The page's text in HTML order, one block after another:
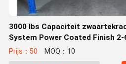
3000 lbs Capaciteit
System Power Coated Finish 2-
Prijs：50 MOQ：10